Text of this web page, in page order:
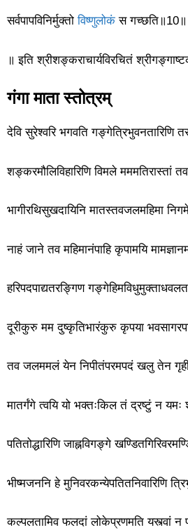
सर्वपापविनिर्मुक्तोविष्णुलोकं स गच्छति॥10॥
॥ इति श्रीशङ्कराचार्यविरचितं
गंगा माता स्तोत्रम्
देवि सुरेश्वरि भगवति गङ्गेत्रिभुवनतारिणि
शङ्करमौलिविहारिणि विमले मममतिरास्तां
भागीरथिसुखदायिनि मातस्तवजलमहिमा
नाहं जाने तव महिमानंपाहि कृपामयि
हरिपदपाद्यतरङ्गिण
दूरीकुरु मम दुष्कृतिभारंकुरु कृपया
तव जलममलं येन निपीतंपरमपदं खलु तेन
मातर्गंगे त्वयि यो भक्तःकिल तं द्रष्टुं न
पतितोद्धारिणि जाह्नविगङ्गे
भीष्मजननि हे मुनिवरकन्येपतितनिवारिणि
कल्पलतामिव फलदां लोकेप्रणमति यस्त्वां न